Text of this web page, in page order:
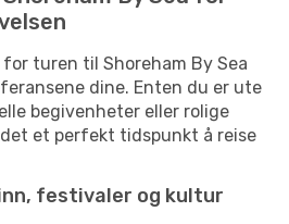
turen til Shoreham By Sea
dine. Enten du er ute
begivenheter eller rolige
et perfekt tidspunkt å reise
festivaler og kultur